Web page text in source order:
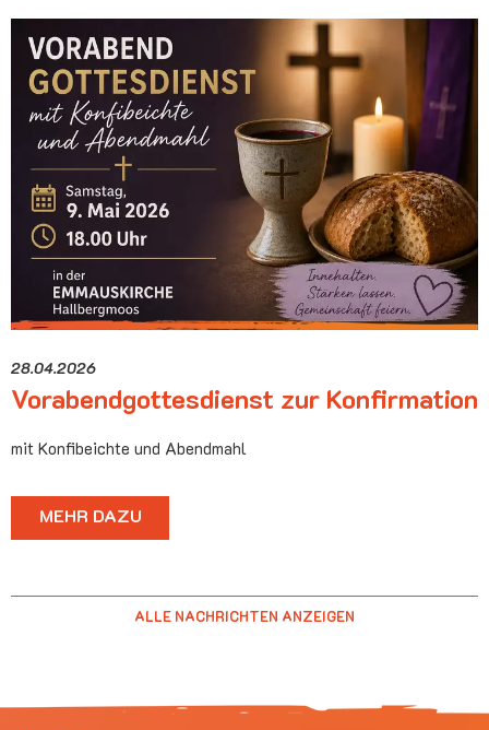
28.04.2026
Vorabendgottesdienst zur Konfirmation
mit Konfibeichte und Abendmahl
MEHR DAZU
ALLE NACHRICHTEN ANZEIGEN